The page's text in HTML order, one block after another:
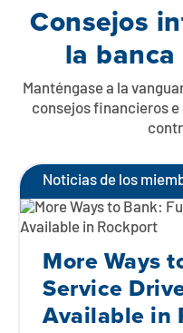
Consejos
la
Manténgase a la
consejos financieros
Noticias de los
More Ways
Service
Available in